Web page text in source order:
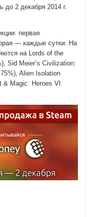
до 2 декабря 2014 г.
первая
— каждые сутки. На
на Lords of the
Sid Meier’s Civilization:
Alien Isolation
& Magic: Heroes VI